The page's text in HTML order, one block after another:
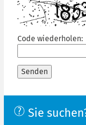
Code wiederholen:
Senden
Sie